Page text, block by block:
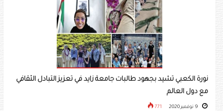
نورة الكعبي تشيد بجهود طالبات جامعة زايد في تعزيز التبادل الثقافي
مع دول العالم
771